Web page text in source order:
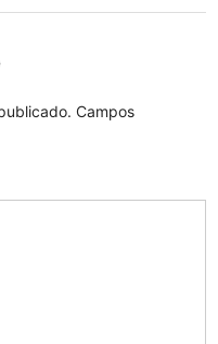
Campos